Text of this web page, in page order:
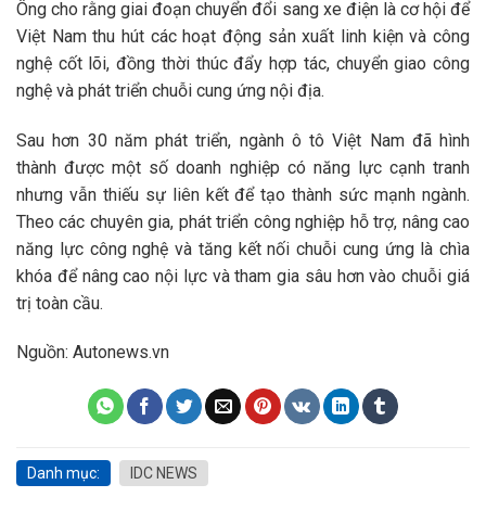
Ông cho rằng giai đoạn chuyển đổi sang xe điện là cơ hội để
Việt Nam thu hút các hoạt động sản xuất linh kiện và công
nghệ cốt lõi, đồng thời thúc đẩy hợp tác, chuyển giao công
nghệ và phát triển chuỗi cung ứng nội địa.
Sau hơn 30 năm phát triển, ngành ô tô Việt Nam đã hình
thành được một số doanh nghiệp có năng lực cạnh tranh
nhưng vẫn thiếu sự liên kết để tạo thành sức mạnh ngành.
Theo các chuyên gia, phát triển công nghiệp hỗ trợ, nâng cao
năng lực công nghệ và tăng kết nối chuỗi cung ứng là chìa
khóa để nâng cao nội lực và tham gia sâu hơn vào chuỗi giá
trị toàn cầu.
Nguồn: Autonews.vn
Danh mục: IDC NEWS